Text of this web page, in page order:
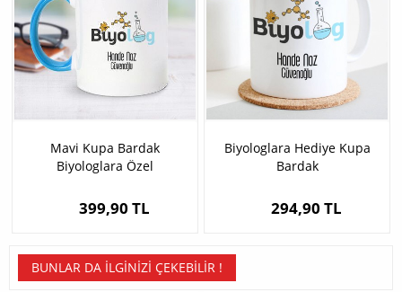
Mavi Kupa Bardak
Biyologlara Özel
399,90 TL
Biyologlara Hediye Kupa
Bardak
294,90 TL
BUNLAR DA İLGINIZI ÇEKEBILIR !